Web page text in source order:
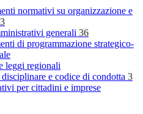
normativi su organizzazione e
3
generali 36
di programmazione strategico-
leggi regionali
e codice di condotta 3
per cittadini e imprese